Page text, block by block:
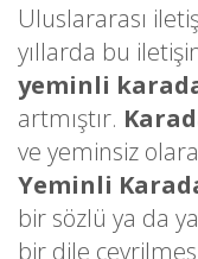
Uluslararası
yıllarda bu
yeminli
artmıştır.
ve yeminsiz
Yeminli
bir sözlü ya da
bir dile